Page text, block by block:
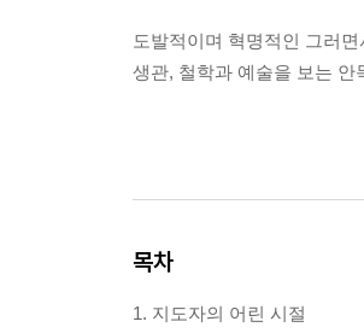
도발적이며 혁명적인 그러
생관, 철학과 예술을 보는 안
목차
1. 지도자의 어린 시절